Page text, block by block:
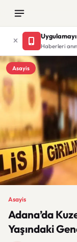
Haberleri
Asayis
Asayis
Adana’da
Yaşındaki